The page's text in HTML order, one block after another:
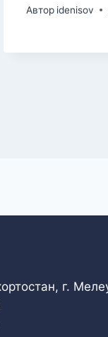
Автор idenisov
г.